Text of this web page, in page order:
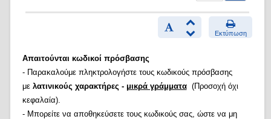
Εκτύπωση
Απαιτούνται κωδικοί πρόσβασης
- Παρακαλούμε πληκτρολογήστε τους κωδικούς πρόσβασης
με λατινικούς χαρακτήρες - μικρά γράμματα(Προσοχή όχι
κεφαλαία).
- Μπορείτε να αποθηκεύσετε τους κωδικούς σας, ώστε να μη